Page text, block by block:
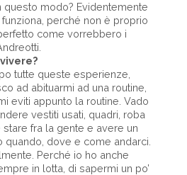
modo? Evidentemente
perché non è proprio
come vorrebbero i
tutte queste esperienze,
ad abituarmi ad una routine,
eviti appunto la routine. Vado
vestiti usati, quadri, roba
fra la gente e avere un
quando, dove e come andarci.
Perché io ho anche
in lotta, di sapermi un po’